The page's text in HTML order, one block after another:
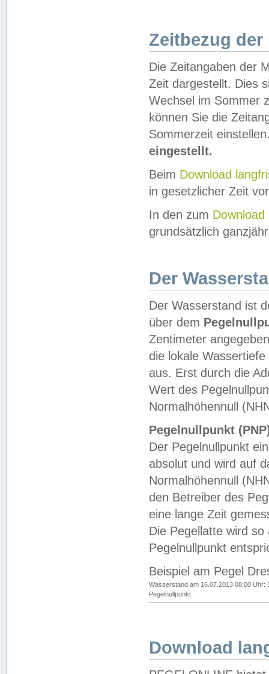
Zeitbezug der
Die Zeitangaben der
Zeit dargestellt. Dies
Wechsel im Sommer
können Sie die
Sommerzeit
eingestellt.
Beim Download
in gesetzlicher Zeit
In den zum Download
grundsätzlich
Der
Der Wasserstand ist
über dem
Zentimeter
die lokale
aus. Erst durch die
Wert des
Normalhöhennull
Pegelnullpunkt
Der Pegelnullpunkt
absolut und wird auf
Normalhöhennull
den Betreiber des
eine lange Zeit
Die Pegellatte wird
Pegelnullpunkt
Beispiel am Pegel
Wasserstand am 16.07.2013 08:00 Uhr:
Pegelnullpunkt
Download